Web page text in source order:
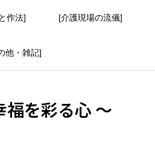
作法] [介護現場の流儀]
他・雑記]
福を彩る心 ～